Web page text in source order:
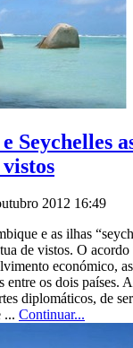
Seychelles
2012 16:49
e as ilhas
de vistos. O
económico,
entre os dois países.
diplomáticos, de
... Continuar...